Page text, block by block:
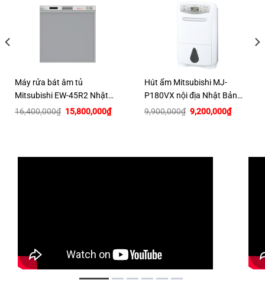
Máy rửa bát âm tủ
Mitsubishi EW-45R2 Nhật
nội địa
16,400,000₫ Giá
gốc
15,800,000₫Giá
hiện
Hút ẩm Mitsubishi MJ-
P180VX nội địa Nhật Bản
công suất 18 lít/ngày
9,900,000₫ Giá
gốc
9,200,000₫Giá
hiện